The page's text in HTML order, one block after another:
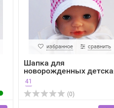
избранное сравнить
Шапка для
новорожденных
Bexa
41
(0)